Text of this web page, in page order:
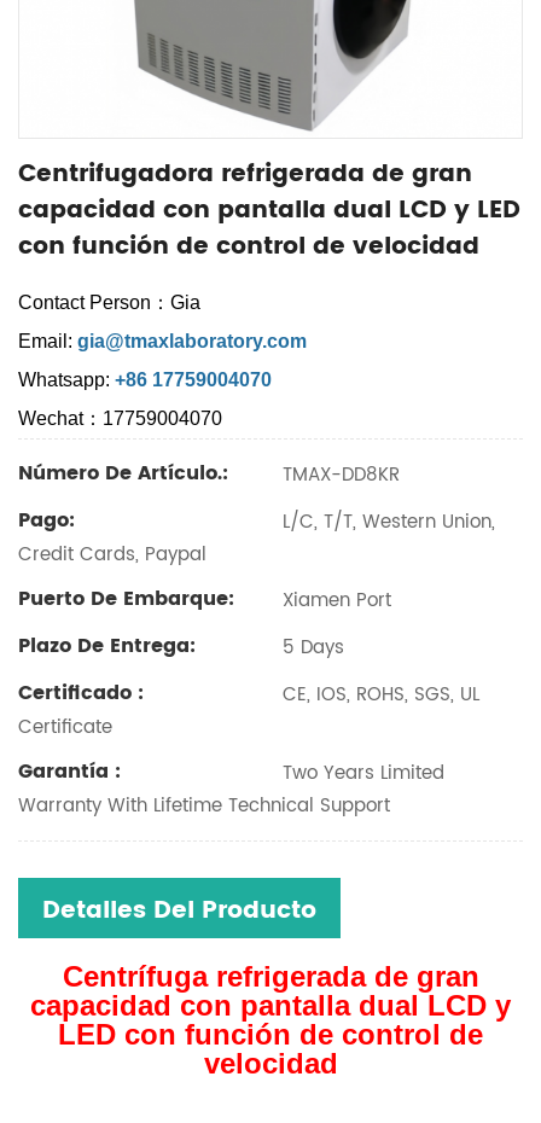
Centrifugadora refrigerada de gran
capacidad con pantalla dual LCD y LED
con función de control de velocidad
Contact Person：Gia
Email: gia@tmaxlaboratory.com
Whatsapp: +86 17759004070
Wechat：17759004070
Número De Artículo.: TMAX-DD8KR
Pago:
L/C, T/T, Western Union,
Credit Cards, Paypal
Puerto De Embarque: Xiamen Port
Plazo De Entrega: 5 Days
Certificado :
CE, IOS, ROHS, SGS, UL
Certificate
Garantía :
Two Years Limited
Warranty With Lifetime Technical Support
Detalles Del Producto
Centrífuga refrigerada de gran
capacidad con pantalla dual LCD y
LED con función de control de
velocidad